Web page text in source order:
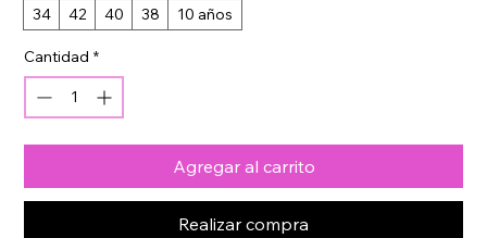
34
42 40 38 10 años
Cantidad *
Agregar al carrito
Realizar compra